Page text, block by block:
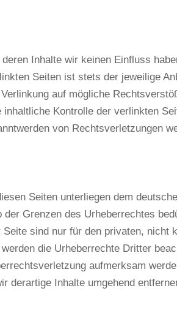
Inhalte wir keinen Einfluss
Seiten ist stets der jeweilige
auf mögliche
Kontrolle der verlinkten
von Rechtsverletzungen
Seiten unterliegen dem
Grenzen des Urheberrechtes
sind nur für den privaten, nicht
die Urheberrechte Dritter
aufmerksam
derartige Inhalte umgehend